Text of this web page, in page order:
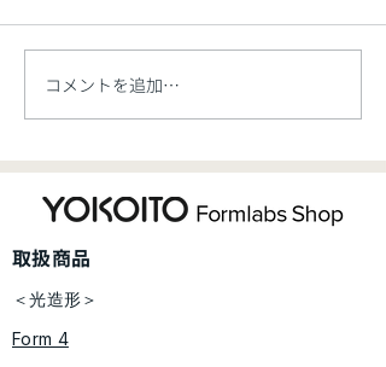
【新製品】Formlabs 大
ジン材料「Flexible 80A
V2」を発表
コメントを追加…
​取扱商品
＜光造形＞
Form 4